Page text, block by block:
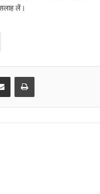
लें।
Share via Email Print